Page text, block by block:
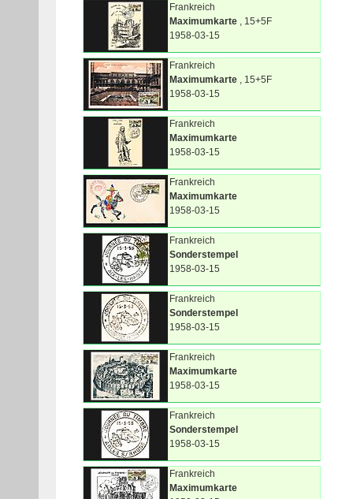
Frankreich
Maximumkarte , 15+5F
1958-03-15
Frankreich
Maximumkarte , 15+5F
1958-03-15
Frankreich
Maximumkarte
1958-03-15
Frankreich
Maximumkarte
1958-03-15
Frankreich
Sonderstempel
1958-03-15
Frankreich
Sonderstempel
1958-03-15
Frankreich
Maximumkarte
1958-03-15
Frankreich
Sonderstempel
1958-03-15
Frankreich
Maximumkarte